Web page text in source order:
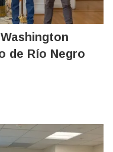
de Río Negro